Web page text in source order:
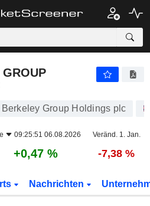
Group Holdings plc
09:25:51 06.08.2026 Veränd. 1. Jan.
+0,47 % -7,38 %
Nachrichten